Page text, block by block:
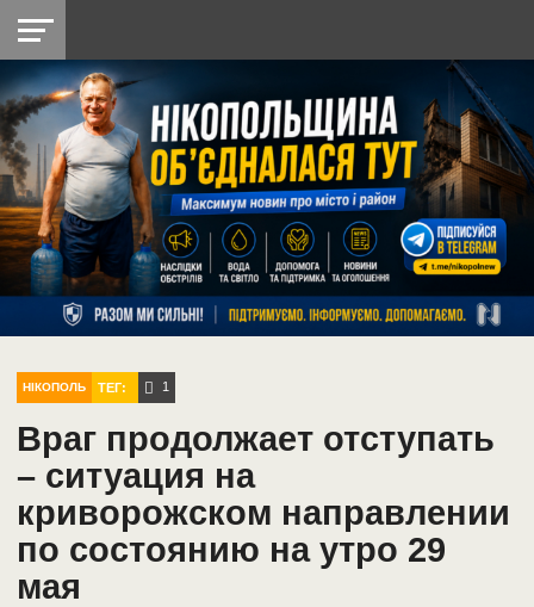
НІКОПОЛЬ
РАЙОН
СІЧЕСЛАВСЬКА
УКРАЇНА
РЕТРО
НІКОПОЛЬ
ЛАЙТ
УКРАЇНА
ДОПОМОГА
РАДІО
НІКОПОЛЬ ТЕГ: 1
Враг продолжает отступать
– ситуация на
криворожском направлении
по состоянию на утро 29
мая